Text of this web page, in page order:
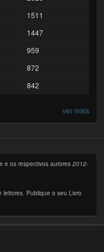
1511
1447
959
872
842
ver mais
e os respectivos autores2012-
leitores. Publique o seu Livro